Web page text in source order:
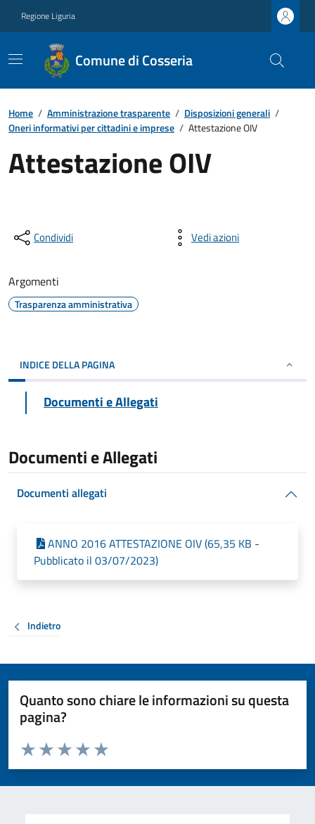
Regione Liguria
Comune di Cosseria
Home / Amministrazione trasparente / Disposizioni generali /
Oneri informativi per cittadini e imprese / Attestazione OIV
Attestazione OIV
Condividi Vedi azioni
Argomenti
Trasparenza amministrativa
INDICE DELLA PAGINA
Documenti e Allegati
Documenti e Allegati
Documenti allegati
ANNO 2016 ATTESTAZIONE OIV (65,35 KB -
Pubblicato il 03/07/2023)
Indietro
Quanto sono chiare le informazioni su questa
pagina?
Valuta da 1 a 5 stelle la pagina
Valuta 5 stelle su 5
Valuta 4 stelle su 5
Valuta 3 stelle su 5
Valuta 2 stelle su 5
Valuta 1 stelle su 5